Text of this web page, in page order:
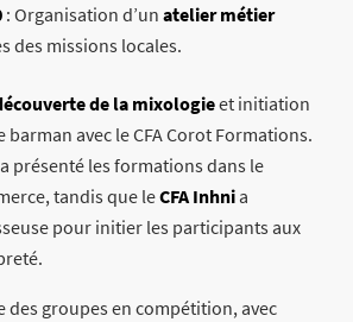
: Organisation d’un atelier métier
des missions locales.
de la mixologieet initiation
barman avec le CFA Corot Formations.
présenté les formations dans le
tandis que leCFA Inhnia
pour initier les participants aux
des groupes en compétition, avec